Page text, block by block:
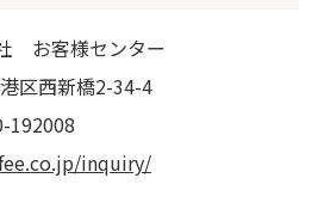
お客様センター
区西新橋2-34-4
192008
inquiry/